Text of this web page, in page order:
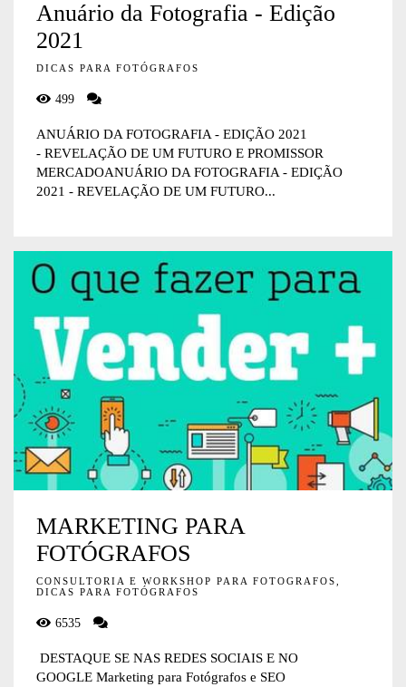
Anuário da Fotografia - Edição
2021
DICAS PARA FOTÓGRAFOS
499
ANUÁRIO DA FOTOGRAFIA - EDIÇÃO 2021
- REVELAÇÃO DE UM FUTURO E PROMISSOR
MERCADOANUÁRIO DA FOTOGRAFIA - EDIÇÃO
2021 - REVELAÇÃO DE UM FUTURO...
MARKETING PARA
FOTÓGRAFOS
CONSULTORIA E WORKSHOP PARA FOTOGRAFOS,
DICAS PARA FOTÓGRAFOS
6535
DESTAQUE SE NAS REDES SOCIAIS E NO
GOOGLE Marketing para Fotógrafos e SEO